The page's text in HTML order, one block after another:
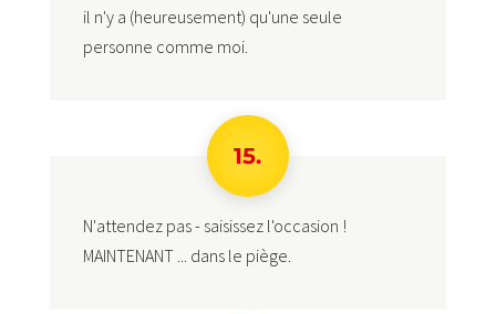
il n'y a (heureusement) qu'une seule
personne comme moi.
15.
N'attendez pas - saisissez l'occasion !
MAINTENANT ... dans le piège.